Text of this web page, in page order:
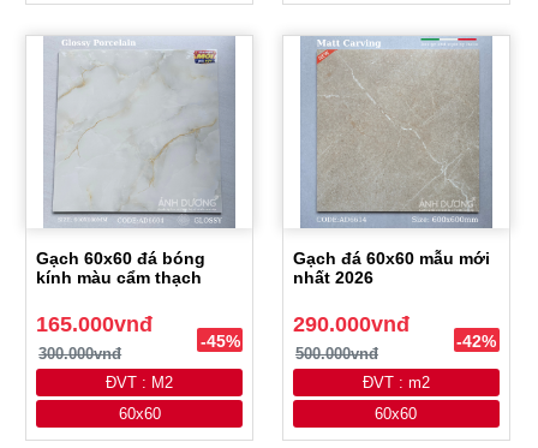
Gạch 60x60 đá bóng
kính màu cẩm thạch
165.000vnđ
300.000vnđ
-45%
ĐVT : M2
60x60
Gạch đá 60x60 mẫu mới
nhất 2026
290.000vnđ
500.000vnđ
-42%
ĐVT : m2
60x60